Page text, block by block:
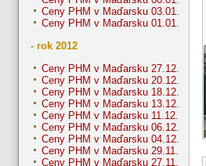
Ceny PHM v Maďarsku 03.01.
Ceny PHM v Maďarsku 01.01.
- rok 2012
Ceny PHM v Maďarsku 27.12.
Ceny PHM v Maďarsku 20.12.
Ceny PHM v Maďarsku 18.12.
Ceny PHM v Maďarsku 13.12.
Ceny PHM v Maďarsku 11.12.
Ceny PHM v Maďarsku 06.12.
Ceny PHM v Maďarsku 04.12.
Ceny PHM v Maďarsku 29.11.
Ceny PHM v Maďarsku 27.11.